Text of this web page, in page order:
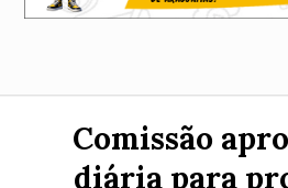
Comissão
diária para